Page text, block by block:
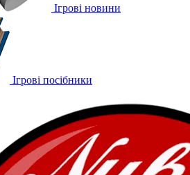
Ігрові новини
Ігрові посібники